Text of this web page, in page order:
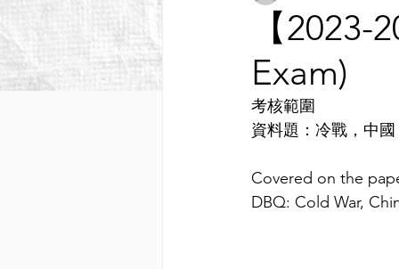
【
Exam)
考核範圍
資料題：冷戰，中國
Covered on the
DBQ: Cold War,